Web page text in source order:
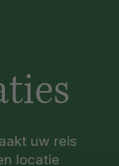
uw reis
locatie